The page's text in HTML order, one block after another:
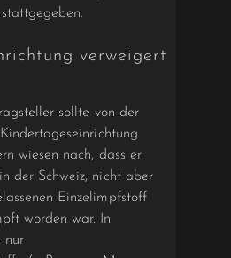
verweigert
sollte von der
wiesen nach, dass er
der Schweiz, nicht aber
Einzelimpfstoff
worden war. In
nur